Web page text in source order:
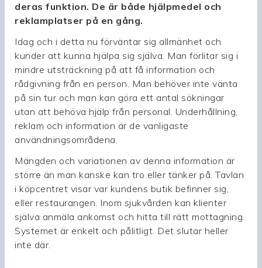
deras funktion. De är både hjälpmedel och
reklamplatser på en gång.
Idag och i detta nu förväntar sig allmänhet och
kunder att kunna hjälpa sig själva. Man förlitar sig i
mindre utsträckning på att få information och
rådgivning från en person. Man behöver inte vänta
på sin tur och man kan göra ett antal sökningar
utan att behöva hjälp från personal. Underhållning,
reklam och information är de vanligaste
användningsområdena.
Mängden och variationen av denna information är
större än man kanske kan tro eller tänker på. Tavlan
i köpcentret visar var kundens butik befinner sig,
eller restaurangen. Inom sjukvården kan klienter
själva anmäla ankomst och hitta till rätt mottagning.
Systemet är enkelt och pålitligt. Det slutar heller
inte där.